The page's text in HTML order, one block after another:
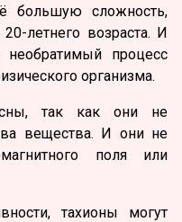
большую сложность,
летнего возраста. И
процесс
организма.
так как они не
вещества. И они не
поля или
тахионы могут